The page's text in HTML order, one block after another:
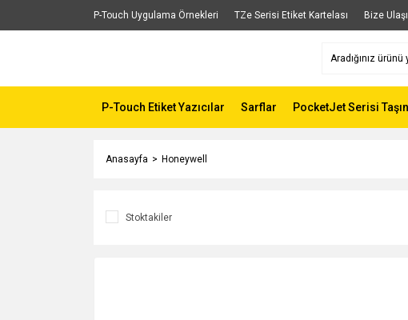
P-Touch Uygulama Örnekleri TZe Serisi Etiket Kartelası Bize
P-Touch Etiket Yazıcılar Sarflar PocketJet Serisi
Anasayfa Honeywell
Stoktakiler